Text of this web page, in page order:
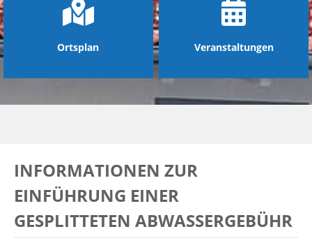
Ortsplan Veranstaltungen
INFORMATIONEN ZUR
EINFÜHRUNG EINER
GESPLITTETEN ABWASSERGEBÜHR